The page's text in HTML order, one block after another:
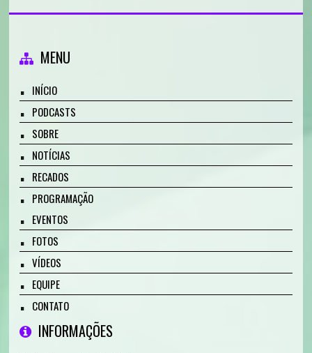
MENU
INÍCIO
PODCASTS
SOBRE
NOTÍCIAS
RECADOS
PROGRAMAÇÃO
EVENTOS
FOTOS
VÍDEOS
EQUIPE
CONTATO
INFORMAÇÕES